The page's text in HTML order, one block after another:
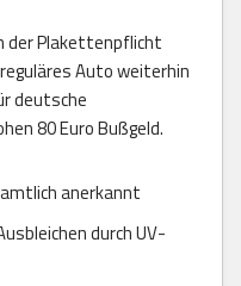
der Plakettenpflicht
Auto weiterhin
deutsche
80 Euro Bußgeld.
anerkannt
durch UV-